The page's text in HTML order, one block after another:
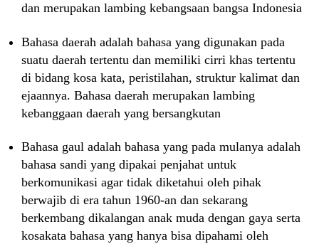
dan merupakan lambing kebangsaan bangsa Indonesia
Bahasa daerah adalah bahasa yang digunakan pada
suatu daerah tertentu dan memiliki cirri khas tertentu
di bidang kosa kata, peristilahan, struktur kalimat dan
ejaannya. Bahasa daerah merupakan lambing
kebanggaan daerah yang bersangkutan
Bahasa gaul adalah bahasa yang pada mulanya adalah
bahasa sandi yang dipakai penjahat untuk
berkomunikasi agar tidak diketahui oleh pihak
berwajib di era tahun 1960-an dan sekarang
berkembang dikalangan anak muda dengan gaya serta
kosakata bahasa yang hanya bisa dipahami oleh